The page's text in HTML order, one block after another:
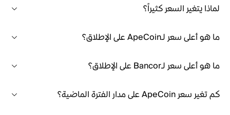
لماذا يتغير السعر كثيراً؟
ما هو أعلى سعر لـApeCoin على الإطلاق؟
ما هو أعلى سعر لـBancor على الإطلاق؟
كم تغير سعر ApeCoin على مدار الفترة الماضية؟